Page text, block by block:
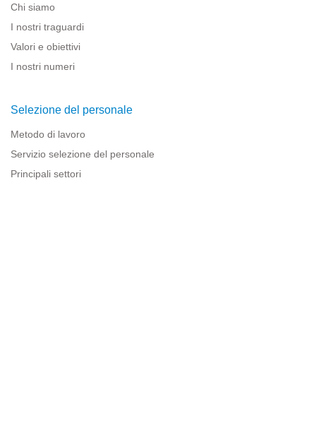
Chi siamo
I nostri traguardi
Valori e obiettivi
I nostri numeri
Selezione del personale
Metodo di lavoro
Servizio selezione del personale
Principali settori